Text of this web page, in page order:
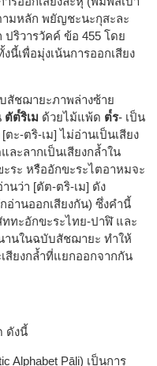
ามหลัก พยัญชะนะกุสะละ
ปริวารวัคค์ ข้อ 455 โดย
งนี้เพื่อมุ่งเน้นการออกเสียง
สัชฌายะภาพล่างซ้าย
ตัต๎ริเม ด้วยไม้แพ้ด ต๎ร- เป็น
ะ-ตริ-เม] ไม่อ่านเป็นเสียง
ละลากเป็นเสียงกล้ำใน
ะระ หรืออักขะระไตอาหมจะ
นว่า [ตัต-ตริ-เม] ดัง
านออกเสียงกัน) ซึ่งคำนี้
ทะอักขะระไทย-ปาฬิ และ
นในฉบับสัชฌายะ ทำให้
สียงกล้ำที่แยกออกจากกัน
ดังนี้
Alphabet Pāḷi) เป็นการ​